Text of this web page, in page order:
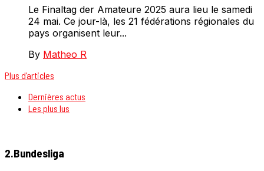
Le Finaltag der Amateure 2025 aura lieu le samedi
24 mai. Ce jour-là, les 21 fédérations régionales du
pays organisent leur...
By Matheo R
Plus d’articles
Dernières actus
Les plus lus
2.Bundesliga